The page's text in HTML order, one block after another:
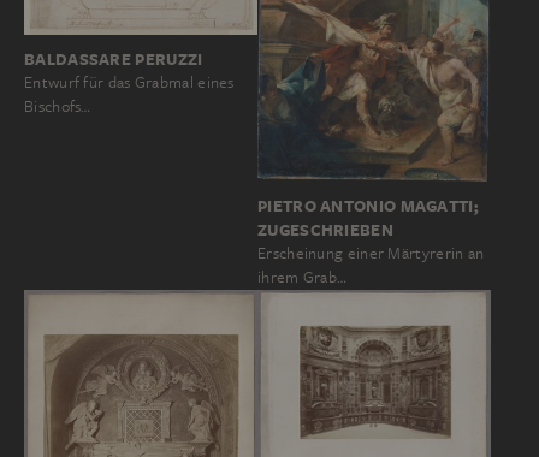
BALDASSARE PERUZZI
Entwurf für das Grabmal eines
Bischofs…
PIETRO ANTONIO MAGATTI;
ZUGESCHRIEBEN
Erscheinung einer Märtyrerin an
ihrem Grab…